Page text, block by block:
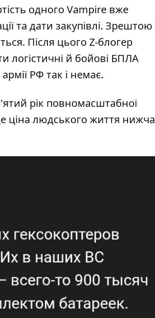
одного Vampire вже
та дати закупівлі. Зрештою
Після цього Z-блогер
логістичні й бойові БПЛА
РФ так і немає.
рік повномасштабної
ціна людського життя нижча